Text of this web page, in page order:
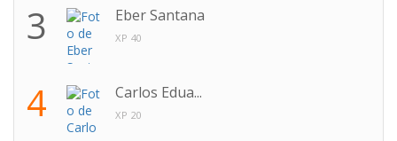
3 Eber Santana
XP 40
4 Carlos Edua...
XP 20